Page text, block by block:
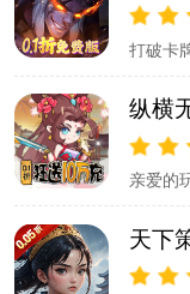
来下载
打破卡
定江山
打造超
图，卡
乱世豪
纵横
亲爱的
单的点
式，海
游戏结
天下